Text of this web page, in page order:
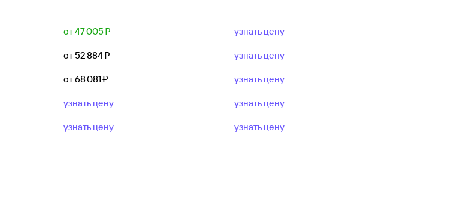
от 47 ⁠005 ⁠₽ узнать цену
от 52 ⁠884 ⁠₽ узнать цену
от 68 ⁠081 ⁠₽ узнать цену
узнать цену узнать цену
узнать цену узнать цену